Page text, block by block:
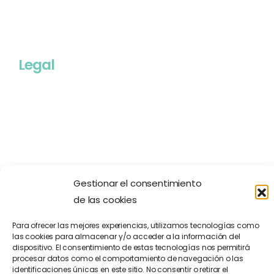
Gestionar el consentimiento
de las cookies
Para ofrecer las mejores experiencias, utilizamos tecnologías como
las cookies para almacenar y/o acceder a la información del
dispositivo. El consentimiento de estas tecnologías nos permitirá
procesar datos como el comportamiento de navegación o las
identificaciones únicas en este sitio. No consentir o retirar el
Legal
2026 © Formación es Prevención | Made with ❤️ by
Praxis Comunicación